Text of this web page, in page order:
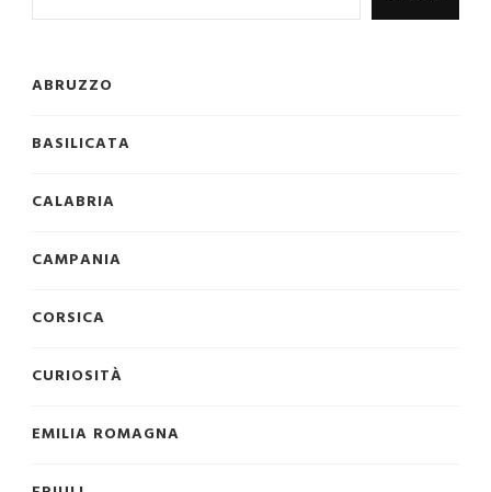
ABRUZZO
BASILICATA
CALABRIA
CAMPANIA
CORSICA
CURIOSITÀ
EMILIA ROMAGNA